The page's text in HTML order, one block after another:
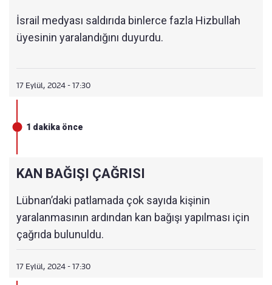
İsrail medyası saldırıda binlerce fazla Hizbullah
üyesinin yaralandığını duyurdu.
17 Eylül, 2024 - 17:30
1 dakika önce
KAN BAĞIŞI ÇAĞRISI
Lübnan’daki patlamada çok sayıda kişinin
yaralanmasının ardından kan bağışı yapılması için
çağrıda bulunuldu.
17 Eylül, 2024 - 17:30